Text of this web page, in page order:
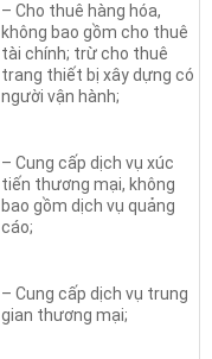
– Cho thuê hàng hóa,
không bao gồm cho thuê
tài chính; trừ cho thuê
trang thiết bị xây dựng có
người vận hành;
– Cung cấp dịch vụ xúc
tiến thương mại, không
bao gồm dịch vụ quảng
cáo;
– Cung cấp dịch vụ trung
gian thương mại;